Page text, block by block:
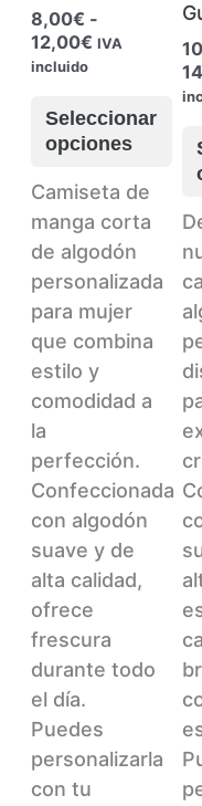
8,00€ -
12,00€Rango
desde
8,00€
hasta
12,00€
IVA
incluido
Seleccionar
opciones
Este
producto
tiene
múltiples
variantes.
Las
opciones
se
pueden
elegir
en
la
página
de
producto
Camiseta de
manga corta
de algodón
personalizada
para mujer
que combina
estilo y
comodidad a
la
perfección.
Confeccionada
con algodón
suave y de
alta calidad,
ofrece
frescura
durante todo
el día.
Puedes
personalizarla
con tu
la